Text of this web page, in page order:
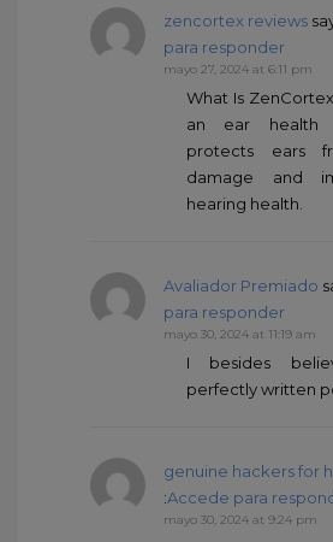
zencortex reviews
para responder
mayo 27, 2024 at 6:11 pm
What Is
an ear health
protects ears
damage and
hearing health.
Avaliador Premiado
para responder
mayo 30, 2024 at 11:19 am
I besides
perfectly written
genuine hackers for
:Accede para
mayo 30, 2024 at 9:24 pm